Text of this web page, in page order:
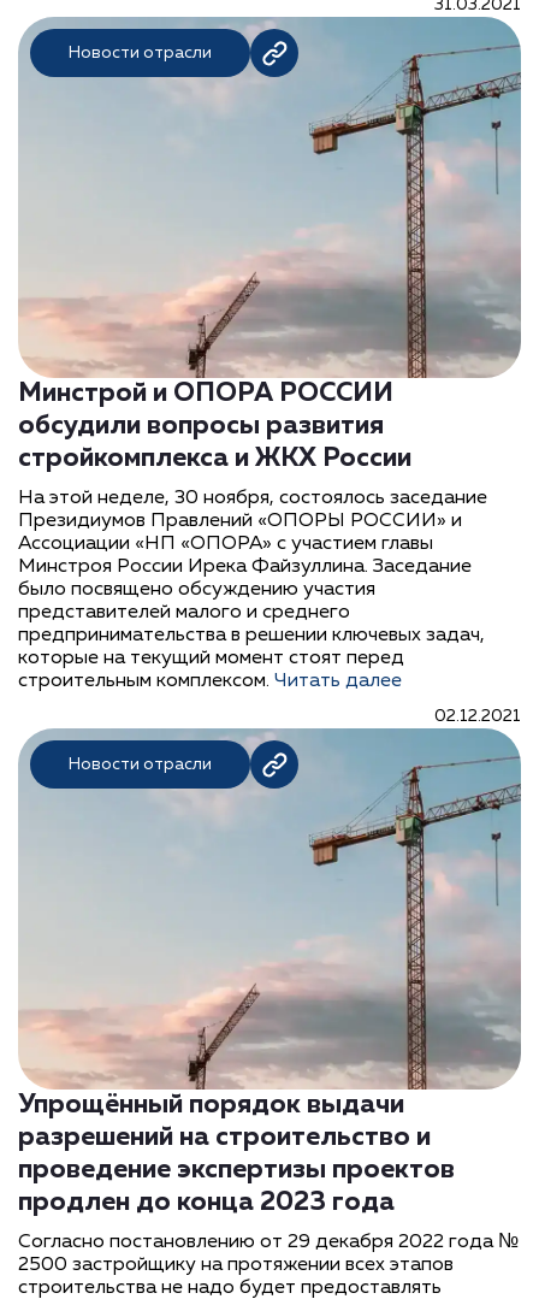
31.03.2021
Минстрой и ОПОРА РОССИИ
обсудили вопросы развития
стройкомплекса и ЖКХ России
На этой неделе, 30 ноября, состоялось заседание
Президиумов Правлений «ОПОРЫ РОССИИ» и
Ассоциации «НП «ОПОРА» с участием главы
Минстроя России Ирека Файзуллина. Заседание
было посвящено обсуждению участия
представителей малого и среднего
предпринимательства в решении ключевых задач,
которые на текущий момент стоят перед
строительным комплексом. Читать далее
02.12.2021
Новости отрасли
Новости отрасли
Упрощённый порядок выдачи
разрешений на строительство и
проведение экспертизы проектов
продлен до конца 2023 года
Согласно постановлению от 29 декабря 2022 года №
2500 застройщику на протяжении всех этапов
строительства не надо будет предоставлять